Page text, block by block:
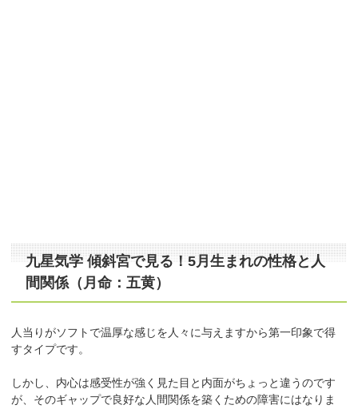
九星気学 傾斜宮で見る！5月生まれの性格と人
間関係（月命：五黄）
人当りがソフトで温厚な感じを人々に与えますから第一印象で得
すタイプです。
しかし、内心は感受性が強く見た目と内面がちょっと違うのです
が、そのギャップで良好な人間関係を築くための障害にはなりま